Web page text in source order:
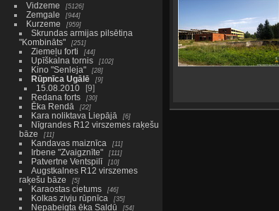
Vidzeme 5126
Zemgale 944
Kurzeme 959
Skrundas armijas pilsētiņa
"Kombināts"
251
Ziemeļu forti 44
Upīškalna tornis 102
Kino "Senleja" 28
Rūpnīca Ugālē 9
15.08.2010
9
Redana forts
30
Ēka Rendā 22
Kara noliktava Liepājā 6
Nīgrandes R12 virszemes raķešu
bāze
11
Kandavas maiznīca 11
Irbene "Zvaigznīte" 111
Patvertne Ventspilī 10
Augstkalnes R12 virszemes
raķešu bāze
5
Karaostas cietums 46
Kolkas zivju rūpnīca 35
Nepabeigta ēka Saldū 54